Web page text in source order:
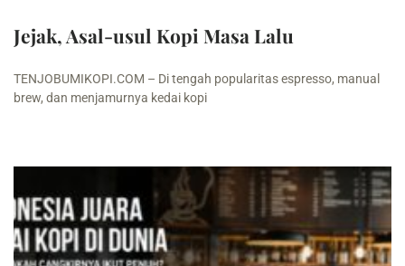
Jejak, Asal-usul Kopi Masa Lalu
TENJOBUMIKOPI.COM – Di tengah popularitas espresso, manual
brew, dan menjamurnya kedai kopi